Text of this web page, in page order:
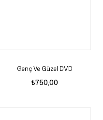
Genç Ve Güzel DVD
₺750,00